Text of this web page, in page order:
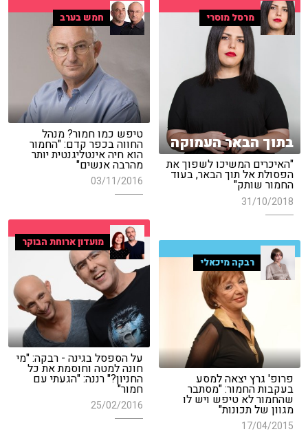
מרסל מוסרי
בתוך הבאר העמוקה
"האיכרים המשיכו לשפוך את
הפסולת אל תוך הבאר, בעוד
החמור שותק"
31/10/2018
חמש בערב
טיפש כמו חמור? מנהל
החווה בכפר קדם: "החמור
הוא חיה אינטליגנטית יותר
מהרבה אנשים"
03/11/2016
מועדון ארוחת הבוקר
על הספסל בגינה - רבקה: "מי
חונה למטה וחוסמת את כל
החניון?" רננה: "הגעתי עם
חמור"
25/02/2016
רבקה מיכאלי
פרופ' גרץ יצאה למסע
בעקבות החמור: "מסתבר
שהחמור לא טיפש ויש לו
מגוון של תכונות"
17/04/2015